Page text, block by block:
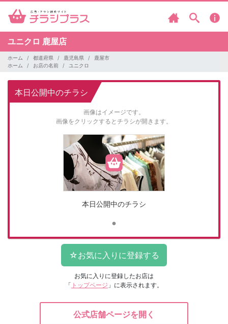
ユニクロ 鹿屋店
ホーム 都道府県 鹿児島県
鹿屋市
ホーム
お店の名前 ユニクロ
本日公開中のチラシ
画像はイメージです。
画像をクリックするとチラシが開きます。
本日公開中のチラシ
お気に入りに登録したお店は
「 トップページ 」に表示されます。
公式店舗ページを開く